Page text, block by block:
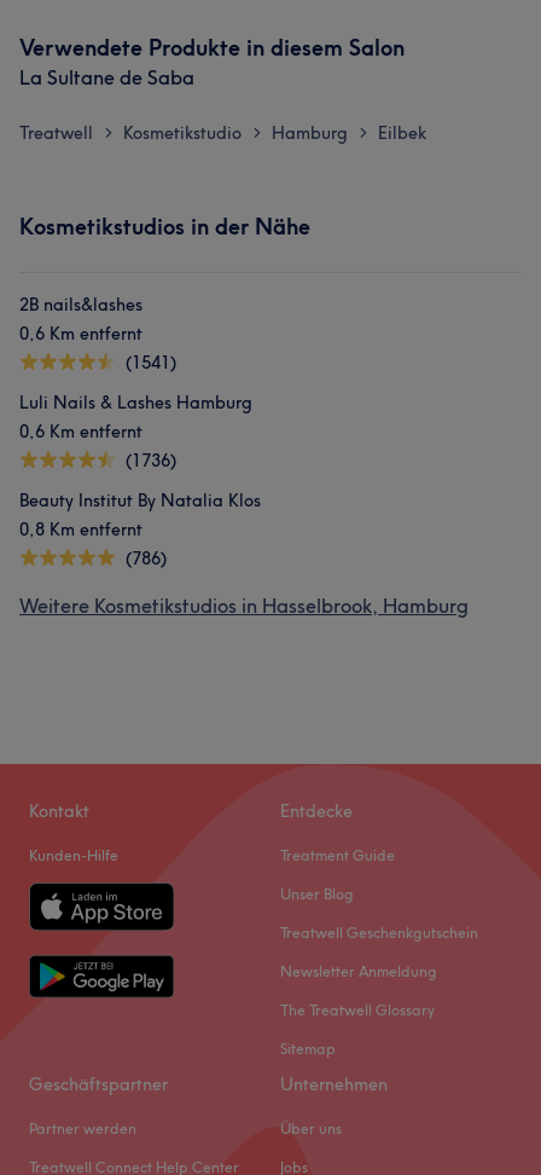
Verwendete Produkte in diesem Salon
La Sultane de Saba
Treatwell > Kosmetikstudio > Hamburg > Eilbek
Kosmetikstudios in der Nähe
2B nails&lashes
0,6 Km entfernt
(1541)
Luli Nails & Lashes Hamburg
0,6 Km entfernt
(1736)
Beauty Institut By Natalia Klos
0,8 Km entfernt
(786)
Weitere Kosmetikstudios in Hasselbrook, Hamburg
Kontakt
Kunden-Hilfe
Entdecke
Treatment Guide
Unser Blog
Treatwell Geschenkgutschein
Newsletter Anmeldung
The Treatwell Glossary
Sitemap
Geschäftspartner
Partner werden
Treatwell Connect Help Center
Unternehmen
Über uns
Jobs